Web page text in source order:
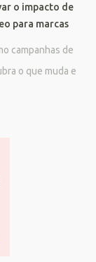
o impacto de
para marcas
campanhas de
o que muda e